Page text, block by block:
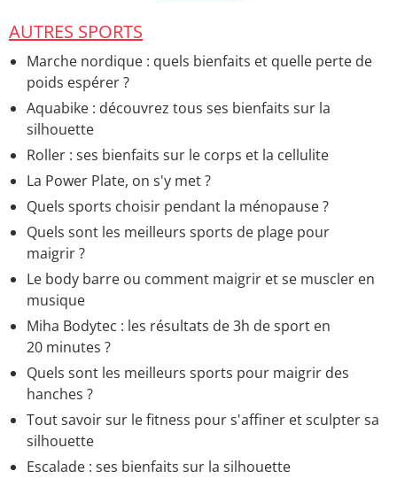
HIIT : exos et bienfaits de ce training intense et cardio
AUTRES SPORTS
Marche nordique : quels bienfaits et quelle perte de
poids espérer ?
Aquabike : découvrez tous ses bienfaits sur la
silhouette
Roller : ses bienfaits sur le corps et la cellulite
La Power Plate, on s'y met ?
Quels sports choisir pendant la ménopause ?
Quels sont les meilleurs sports de plage pour
maigrir ?
Le body barre ou comment maigrir et se muscler en
musique
Miha Bodytec : les résultats de 3h de sport en
20 minutes ?
Quels sont les meilleurs sports pour maigrir des
hanches ?
Tout savoir sur le fitness pour s'affiner et sculpter sa
silhouette
Escalade : ses bienfaits sur la silhouette